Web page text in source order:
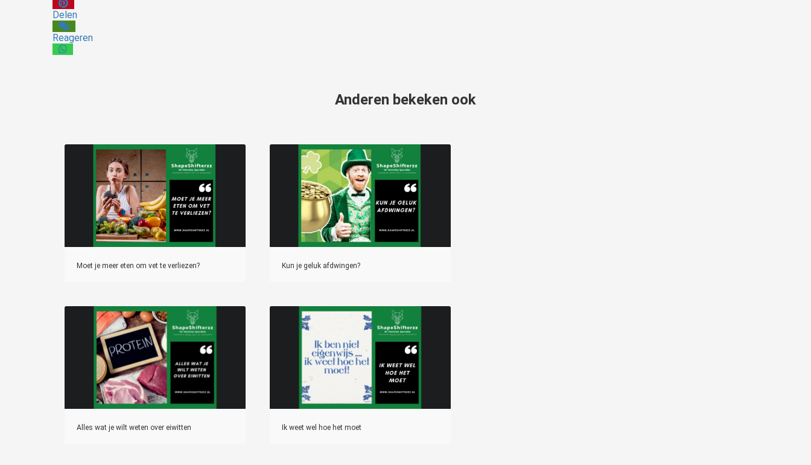
Delen
Reageren
Anderen bekeken ook
Moet je meer eten om vet te verliezen? Kun je geluk afdwingen?
Alles wat je wilt weten over eiwitten Ik weet wel hoe het moet